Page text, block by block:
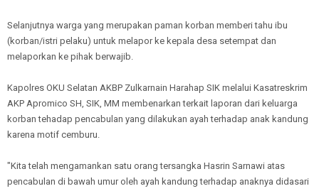
Selanjutnya warga yang merupakan paman korban memberi tahu ibu
(korban/istri pelaku) untuk melapor ke kepala desa setempat dan
melaporkan ke pihak berwajib.
Kapolres OKU Selatan AKBP Zulkarnain Harahap SIK melalui Kasatreskrim
AKP Apromico SH, SIK, MM membenarkan terkait laporan dari keluarga
korban tehadap pencabulan yang dilakukan ayah terhadap anak kandung
karena motif cemburu.
"Kita telah mengamankan satu orang tersangka Hasrin Sarnawi atas
pencabulan di bawah umur oleh ayah kandung terhadap anaknya didasari